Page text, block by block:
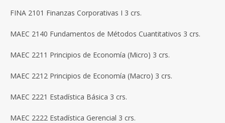
FINA 2101 Finanzas Corporativas I 3 crs.
MAEC 2140 Fundamentos de Métodos Cuantitativos 3 crs.
MAEC 2211 Principios de Economía (Micro) 3 crs.
MAEC 2212 Principios de Economía (Macro) 3 crs.
MAEC 2221 Estadística Básica 3 crs.
MAEC 2222 Estadística Gerencial 3 crs.